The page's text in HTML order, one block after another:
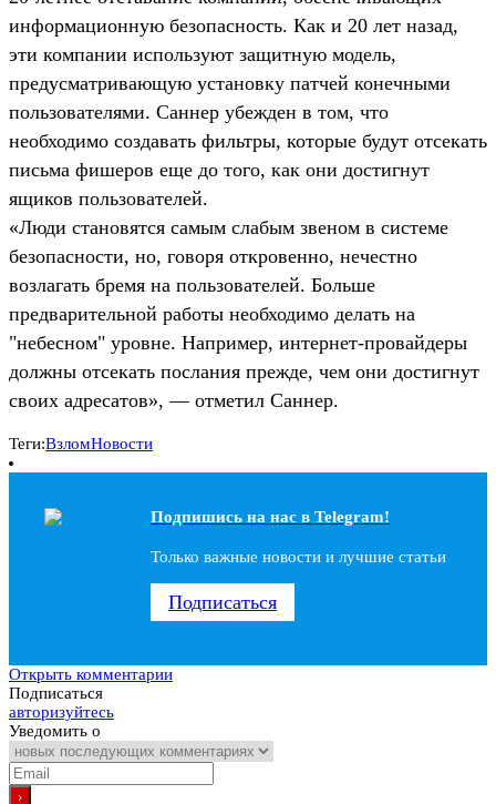
информационную безопасность. Как и 20 лет назад,
эти компании используют защитную модель,
предусматривающую установку патчей конечными
пользователями. Саннер убежден в том, что
необходимо создавать фильтры, которые будут отсекать
письма фишеров еще до того, как они достигнут
ящиков пользователей.
«Люди становятся самым слабым звеном в системе
безопасности, но, говоря откровенно, нечестно
возлагать бремя на пользователей. Больше
предварительной работы необходимо делать на
"небесном" уровне. Например, интернет-провайдеры
должны отсекать послания прежде, чем они достигнут
своих адресатов», — отметил Саннер.
Теги:ВзломНовости
Подпишись на наc в Telegram!
Только важные новости и лучшие статьи
Подписаться
Открыть комментарии
Подписаться
авторизуйтесь
Уведомить о